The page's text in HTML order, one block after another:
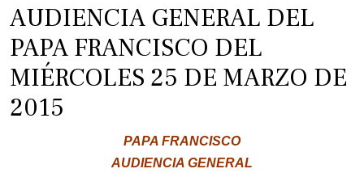
AUDIENCIA GENERAL DEL
PAPA FRANCISCO DEL
MIÉRCOLES 25 DE MARZO DE
2015
PAPA FRANCISCO
AUDIENCIA GENERAL